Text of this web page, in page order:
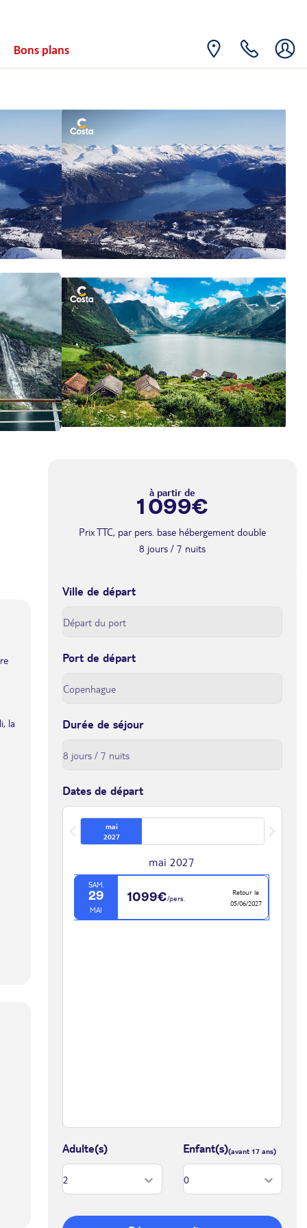
Bons plans
la
à partir de
1 099€
Prix TTC, par pers. base hébergement double
8 jours / 7 nuits
Ville de départ
Port de départ
Durée de séjour
Dates de départ
mai
2027
mai 2027
SAM.
29
MAI
1099€/pers.
Retour le
05/06/2027
Adulte(s) Enfant(s)